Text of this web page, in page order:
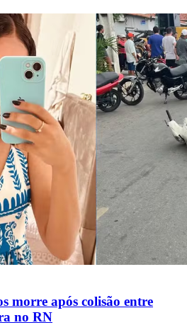
morre após colisão entre
no RN